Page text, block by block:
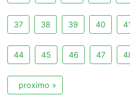
37 38 39 40
44 45 46 47
proximo »